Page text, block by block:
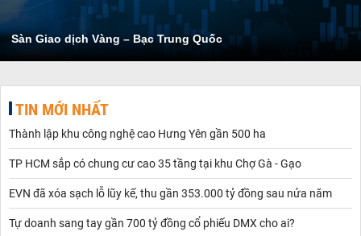
Sàn Giao dịch Vàng – Bạc Trung Quốc
TIN MỚI NHẤT
Thành lập khu công nghệ cao Hưng Yên gần 500 ha
TP HCM sắp có chung cư cao 35 tầng tại khu Chợ Gà - Gạo
EVN đã xóa sạch lỗ lũy kế, thu gần 353.000 tỷ đồng sau nửa năm
Tự doanh sang tay gần 700 tỷ đồng cổ phiếu DMX cho ai?